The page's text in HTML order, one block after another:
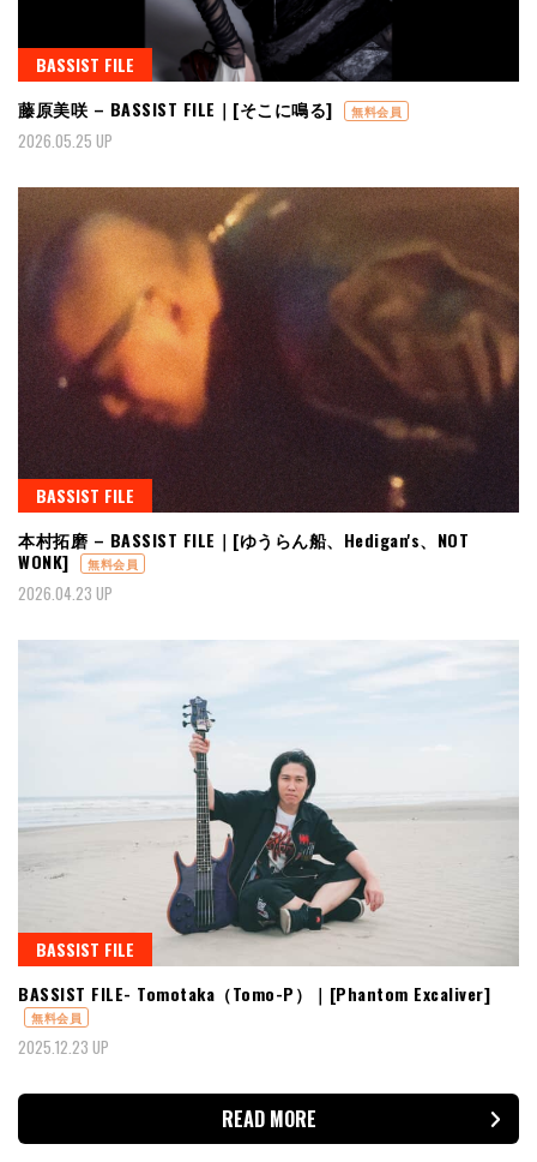
BASSIST FILE
藤原美咲 – BASSIST FILE｜[そこに鳴る]
無料会員
2026.05.25 UP
BASSIST FILE
本村拓磨 – BASSIST FILE｜[ゆうらん船、Hedigan's、NOT
WONK]
無料会員
2026.04.23 UP
BASSIST FILE
BASSIST FILE- Tomotaka（Tomo-P）｜[Phantom Excaliver]
無料会員
2025.12.23 UP
READ MORE